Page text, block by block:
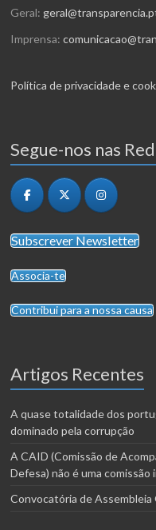
Geral:
Imprensa:
Política de privacidade e
Segue-nos nas
Subscrever Newsletter
Associa-te
Contribui para a nossa causa
Artigos Recentes
A quase totalidade dos
dominado pela corrupção
A CAID (Comissão de
Defesa) não é uma
Convocatória de Assembleia